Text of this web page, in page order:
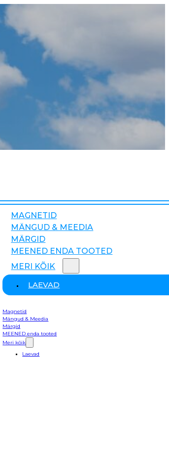
MAGNETID
MÄNGUD & MEEDIA
MÄRGID
MEENED ENDA TOOTED
MERI KÕIK
LAEVAD
Magnetid
Mängud & Meedia
Märgid
MEENED enda tooted
Meri kõik
Laevad